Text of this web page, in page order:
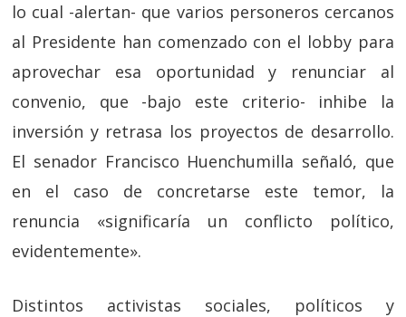
lo cual -alertan- que varios personeros cercanos
al Presidente han comenzado con el lobby para
aprovechar esa oportunidad y renunciar al
convenio, que -bajo este criterio- inhibe la
inversión y retrasa los proyectos de desarrollo.
El senador Francisco Huenchumilla señaló, que
en el caso de concretarse este temor, la
renuncia «significaría un conflicto político,
evidentemente».
Distintos activistas sociales, políticos y